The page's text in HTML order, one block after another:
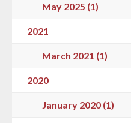
May 2025 (1)
2021
March 2021 (1)
2020
January 2020 (1)